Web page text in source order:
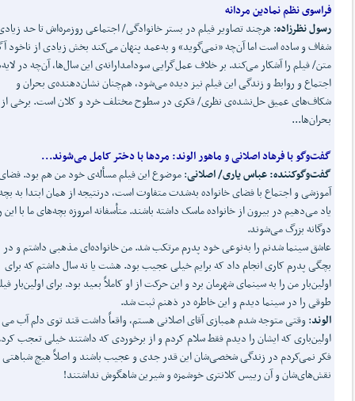
فراسوی نظم نمادین مردانه
رسول نظرزاده: هرچند تصاویر فیلم در بستر خانوادگی/ اجتماعی روزمره‌اش تا حد
شفاف و ساده است اما آن‌چه «نمی‌گوید» و به‌عمد پنهان می‌کند بخش زیادی از ناخود
متن/ فیلم را آشکار می‌کند. بر خلاف عمل‌گرایی سودامدارانه‌ی این سال‌ها، آن‌چه در
اجتماع و روابط و زندگی این فیلم نیز دیده می‌شود، هم‌چنان نشان‌دهنده‌ی بحران و
شکاف‌های عمیق حل‌نشده‌ی نظری/ فکری در سطوح مختلف خرد و کلان است. برخی از
بحران‌ها...
گفتوگو با فرهاد اصلانی و ماهور الوند: مردها با دختر کامل میشوند...
گفت‌و‌گوکننده: عباس یاری/ اصلانی: موضوع این فیلم مسأله‌ی خود من هم بود.
آموزشی و اجتماع با فضای خانواده به‌شدت متفاوت است، درنتیجه از همان ابتدا به
یاد می‌دهیم در بیرون از خانواده ماسک داشته باشند. متأسفانه امروزه بچه‌های ما با
دوگانه بزرگ می‌شوند.
عاشق سینما شدنم را به‌نوعی خود پدرم مرتکب شد. من خانواده‌ای مذهبی داشتم و در
بچگی پدرم کاری انجام داد که برایم خیلی عجیب بود. هشت یا نه سال داشتم که برای
اولین‌بار من را به سینمای شهرمان برد و این حرکت از او کاملاً بعید بود. برای اولین‌بار
طوقی را در سینما دیدم و این خاطره در ذهنم ثبت شد.
الوند: وقتی متوجه شدم همبازی آقای اصلانی هستم، واقعاً داشت قند توی دلم آب
اولین‌باری که ایشان را دیدم فقط سلام کردم و از برخوردی که داشتند خیلی تعجب
فکر نمی‌کردم در زندگی شخصی‌شان این قدر جدی و عجیب باشند و اصلاً هیچ شباهتی
نقش‌های‌شان و آن رییس کلانتری خوشمزه و شیرین شاهگوش نداشتند!